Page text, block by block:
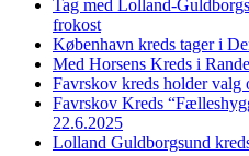
Tag med Lolland-
frokost
København kreds tager i
Med Horsens Kreds i
Favrskov kreds holder valg
Favrskov Kreds
22.6.2025
Lolland Guldborgsund